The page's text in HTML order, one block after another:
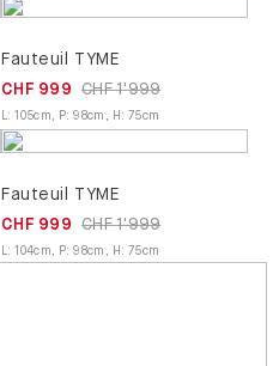
Fauteuil TYME
CHF 1'999
CHF 999
:105cm P:98cm H : 75cm
Fauteuil TYME
CHF 1'999
CHF 999
:104cm P:98cm H : 75cm